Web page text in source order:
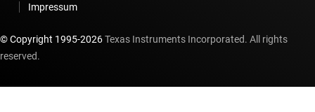
Impressum
© Copyright 1995-2026Texas Instruments Incorporated. All rights
reserved.